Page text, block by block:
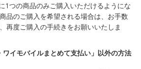
1つの商品のみご購入いただけるようにな
品のご購入を希望される場合は、お手数
再度ご購入の手続きをお願いいたしま
イモバイルまとめて支払い」以外の方法